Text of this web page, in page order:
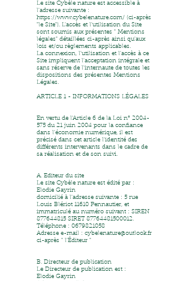
Le site Cybèle nature est accessible à
l'adresse suivante :
https://www.cybelenature.com/ (ci-après
"le Site"). L'accès et l'utilisation du Site
sont soumis aux présentes " Mentions
légales" détaillées ci-après ainsi qu'aux
lois et/ou règlements applicables.
La connexion, l'utilisation et l'accès à ce
Site impliquent l'acceptation intégrale et
sans réserve de l'internaute de toutes les
dispositions des présentes Mentions
Légales.
ARTICLE 1 - INFORMATIONS LÉGALES
En vertu de l'Article 6 de la Loi n° 2004-
575 du 21 juin 2004 pour la confiance
dans l'économie numérique, il est
précisé dans cet article l'identité des
différents intervenants dans le cadre de
sa réalisation et de son suivi.
A. Editeur du site
Le site Cybèle nature est édité par :
Elodie Gayrin
domicilié à l'adresse suivante : 5 rue
Louis Blériot 11610 Pennautier, et
immatriculé au numéro suivant : SIREN
877644815 SIRET 87764481500012.
Téléphone : 0679821058
Adresse e-mail : cybelenature@outlook.fr
ci-après " l'Éditeur "
B. Directeur de publication
Le Directeur de publication est :
Elodie Gayrin